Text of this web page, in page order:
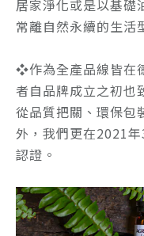
居家淨化或是以基礎
常離自然永續的生活
❖作為全產品線皆在
者自品牌成立之初也
從品質把關、環保包
外，我們更在2021
認證。